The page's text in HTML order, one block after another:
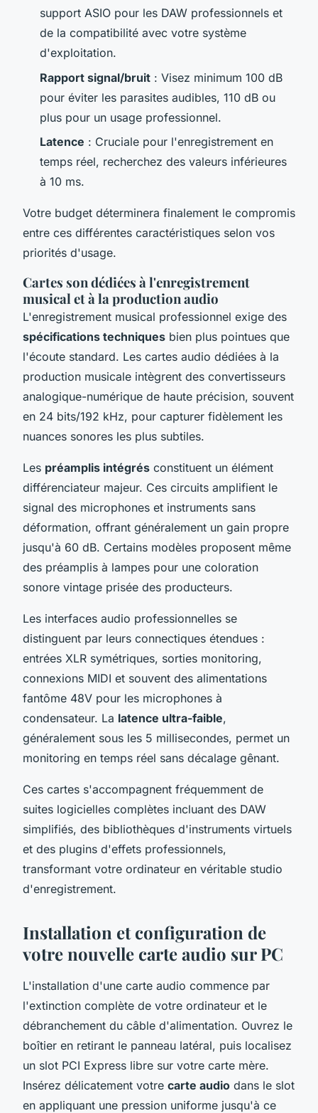
support ASIO pour les DAW professionnels et
de la compatibilité avec votre système
d'exploitation.
Rapport signal/bruit : Visez minimum 100 dB
pour éviter les parasites audibles, 110 dB ou
plus pour un usage professionnel.
Latence : Cruciale pour l'enregistrement en
temps réel, recherchez des valeurs inférieures
à 10 ms.
Votre budget déterminera finalement le compromis
entre ces différentes caractéristiques selon vos
priorités d'usage.
Cartes son dédiées à l'enregistrement
musical et à la production audio
L'enregistrement musical professionnel exige des
spécifications techniques bien plus pointues que
l'écoute standard. Les cartes audio dédiées à la
production musicale intègrent des convertisseurs
analogique-numérique de haute précision, souvent
en 24 bits/192 kHz, pour capturer fidèlement les
nuances sonores les plus subtiles.
Les préamplis intégrés constituent un élément
différenciateur majeur. Ces circuits amplifient le
signal des microphones et instruments sans
déformation, offrant généralement un gain propre
jusqu'à 60 dB. Certains modèles proposent même
des préamplis à lampes pour une coloration
sonore vintage prisée des producteurs.
Les interfaces audio professionnelles se
distinguent par leurs connectiques étendues :
entrées XLR symétriques, sorties monitoring,
connexions MIDI et souvent des alimentations
fantôme 48V pour les microphones à
condensateur. La latence ultra-faible,
généralement sous les 5 millisecondes, permet un
monitoring en temps réel sans décalage gênant.
Ces cartes s'accompagnent fréquemment de
suites logicielles complètes incluant des DAW
simplifiés, des bibliothèques d'instruments virtuels
et des plugins d'effets professionnels,
transformant votre ordinateur en véritable studio
d'enregistrement.
Installation et configuration de
votre nouvelle carte audio sur PC
L'installation d'une carte audio commence par
l'extinction complète de votre ordinateur et le
débranchement du câble d'alimentation. Ouvrez le
boîtier en retirant le panneau latéral, puis localisez
un slot PCI Express libre sur votre carte mère.
Insérez délicatement votre carte audio dans le slot
en appliquant une pression uniforme jusqu'à ce